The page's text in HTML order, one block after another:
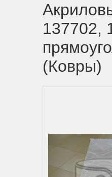
137702,
(Ковры)